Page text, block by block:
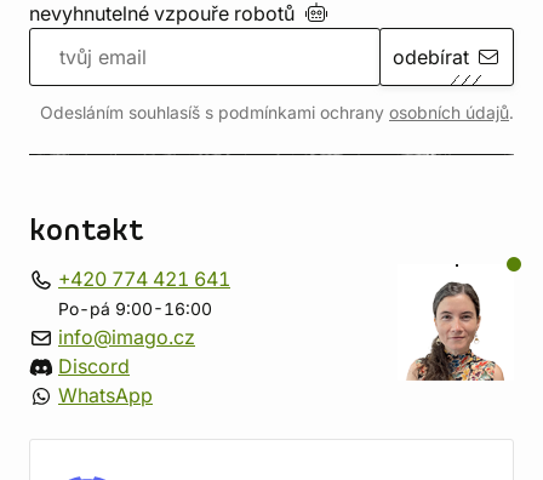
nevyhnutelné vzpouře robotů
odebírat
Odesláním souhlasíš s podmínkami ochrany osobních údajů.
kontakt
+420 774 421 641
Po-pá 9:00-16:00
info@imago.cz
Discord
WhatsApp